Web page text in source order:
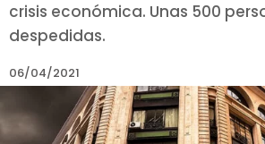
crisis económica. Unas 500
despedidas.
06/04/2021